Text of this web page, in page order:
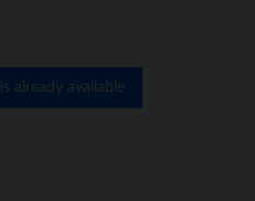
is already available